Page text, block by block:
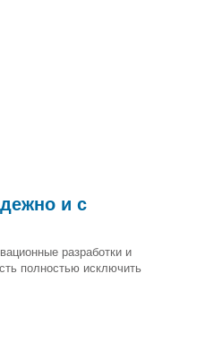
и с
разработки и
полностью исключить